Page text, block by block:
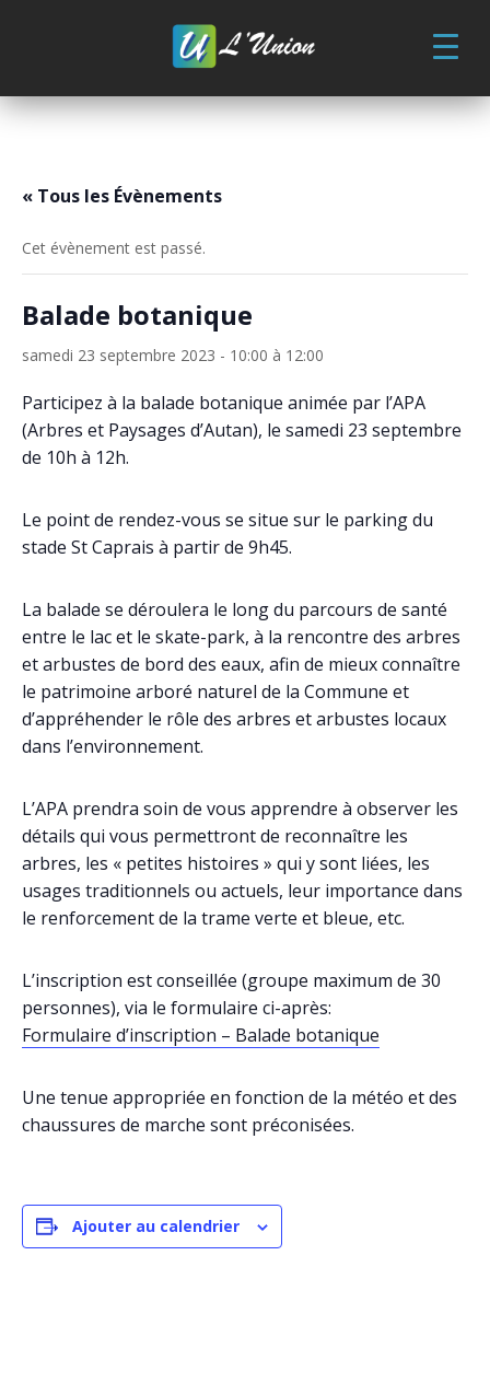
« Tous les Évènements
Cet évènement est passé.
Balade botanique
samedi 23 septembre 2023 - 10:00 à 12:00
Participez à la balade botanique animée par l’APA
(Arbres et Paysages d’Autan), le samedi 23 septembre
de 10h à 12h.
Le point de rendez-vous se situe sur le parking du
stade St Caprais à partir de 9h45.
La balade se déroulera le long du parcours de santé
entre le lac et le skate-park, à la rencontre des arbres
et arbustes de bord des eaux, afin de mieux connaître
le patrimoine arboré naturel de la Commune et
d’appréhender le rôle des arbres et arbustes locaux
dans l’environnement.
L’APA prendra soin de vous apprendre à observer les
détails qui vous permettront de reconnaître les
arbres, les « petites histoires » qui y sont liées, les
usages traditionnels ou actuels, leur importance dans
le renforcement de la trame verte et bleue, etc.
L’inscription est conseillée (groupe maximum de 30
personnes), via le formulaire ci-après:
Formulaire d’inscription – Balade botanique
Une tenue appropriée en fonction de la météo et des
chaussures de marche sont préconisées.
Ajouter au calendrier